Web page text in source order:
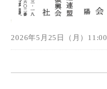
2026年5月25日（月）11:00